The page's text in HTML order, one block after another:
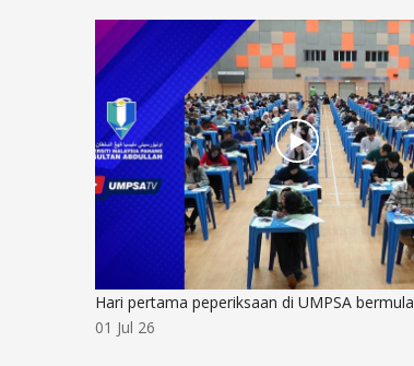
Hari pertama peperiksaan di UMPSA bermula
01 Jul 26